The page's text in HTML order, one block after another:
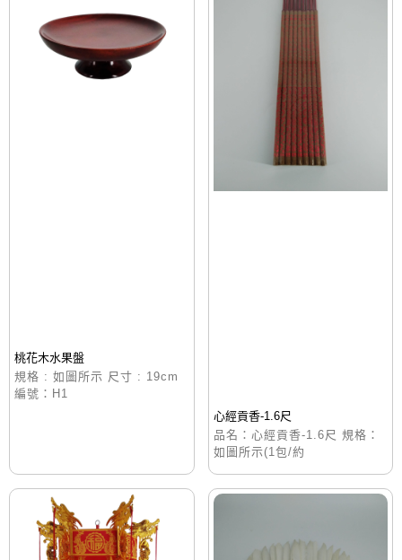
桃花木水果盤
規格 : 如圖所示 尺寸 : 19cm
編號：H1
心經貢香-1.6尺
品名：心經貢香-1.6尺 規格：
如圖所示(1包/約